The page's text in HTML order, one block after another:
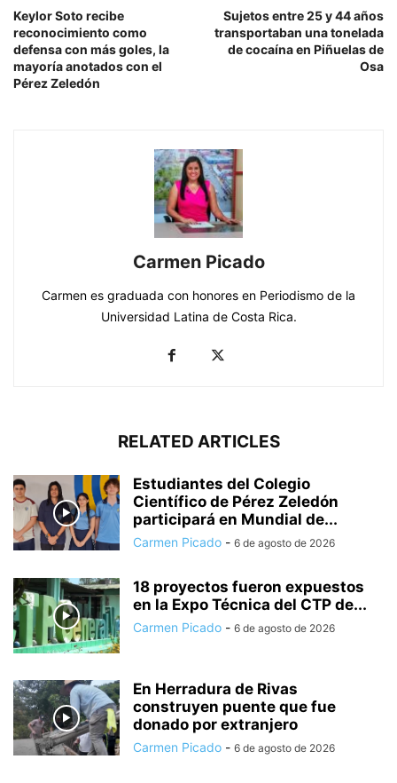
Keylor Soto recibe
reconocimiento como
defensa con más goles, la
mayoría anotados con el
Pérez Zeledón
Sujetos entre 25 y 44 años
transportaban una tonelada
de cocaína en Piñuelas de
Osa
Carmen Picado
Carmen es graduada con honores en Periodismo de la
Universidad Latina de Costa Rica.
RELATED ARTICLES
Estudiantes del Colegio
Científico de Pérez Zeledón
participará en Mundial de...
Carmen Picado - 6 de agosto de 2026
18 proyectos fueron expuestos
en la Expo Técnica del CTP de...
Carmen Picado - 6 de agosto de 2026
En Herradura de Rivas
construyen puente que fue
donado por extranjero
Carmen Picado - 6 de agosto de 2026